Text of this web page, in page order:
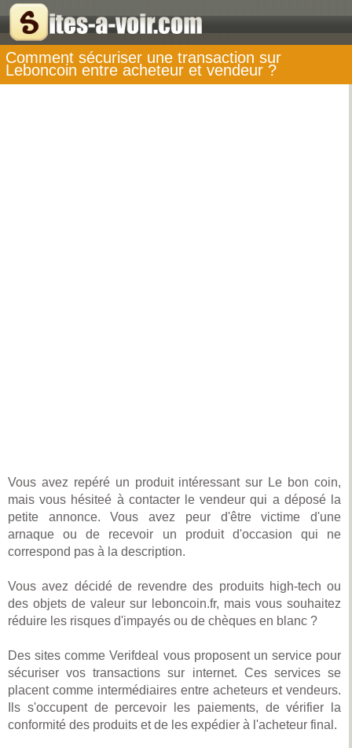
Comment sécuriser une transaction sur
Leboncoin entre acheteur et vendeur ?
Vous avez repéré un produit intéressant sur Le bon coin,
mais vous hésiteé à contacter le vendeur qui a déposé la
petite annonce. Vous avez peur d'être victime d'une
arnaque ou de recevoir un produit d'occasion qui ne
correspond pas à la description.
Vous avez décidé de revendre des produits high-tech ou
des objets de valeur sur leboncoin.fr, mais vous souhaitez
réduire les risques d'impayés ou de chèques en blanc ?
Des sites comme Verifdeal vous proposent un service pour
sécuriser vos transactions sur internet. Ces services se
placent comme intermédiaires entre acheteurs et vendeurs.
Ils s'occupent de percevoir les paiements, de vérifier la
conformité des produits et de les expédier à l'acheteur final.